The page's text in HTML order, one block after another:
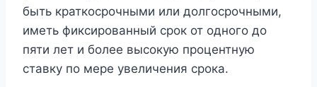
быть краткосрочными или долгосрочными,
иметь фиксированный срок от одного до
пяти лет и более высокую процентную
ставку по мере увеличения срока.